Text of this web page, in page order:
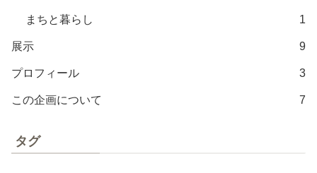
まちと暮らし 1
展示 9
プロフィール 3
この企画について 7
タグ